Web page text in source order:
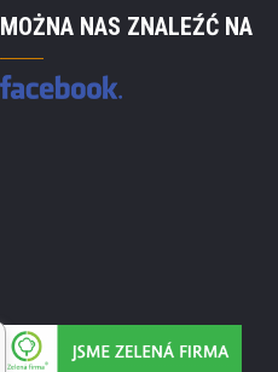
MOŻNA NAS ZNALEŹĆ NA